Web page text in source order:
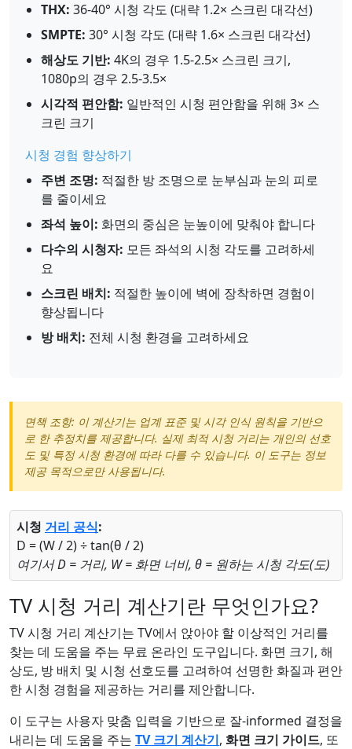
THX: 36-40° 시청 각도 (대략 1.2× 스크린 대각선)
SMPTE: 30° 시청 각도 (대략 1.6× 스크린 대각선)
해상도 기반: 4K의 경우 1.5-2.5× 스크린 크기,
1080p의 경우 2.5-3.5×
시각적 편안함: 일반적인 시청 편안함을 위해 3× 스
크린 크기
시청 경험 향상하기
주변 조명: 적절한 방 조명으로 눈부심과 눈의 피로
를 줄이세요
좌석 높이: 화면의 중심은 눈높이에 맞춰야 합니다
다수의 시청자: 모든 좌석의 시청 각도를 고려하세
요
스크린 배치: 적절한 높이에 벽에 장착하면 경험이
향상됩니다
방 배치: 전체 시청 환경을 고려하세요
면책 조항: 이 계산기는 업계 표준 및 시각 인식 원칙을 기반으
로 한 추정치를 제공합니다. 실제 최적 시청 거리는 개인의 선호
도 및 특정 시청 환경에 따라 다를 수 있습니다. 이 도구는 정보
제공 목적으로만 사용됩니다.
시청 거리 공식:
D = (W / 2) ÷ tan(θ / 2)
여기서 D = 거리, W = 화면 너비, θ = 원하는 시청 각도(도)
TV 시청 거리 계산기란 무엇인가요?
TV 시청 거리 계산기는 TV에서 앉아야 할 이상적인 거리를
찾는 데 도움을 주는 무료 온라인 도구입니다. 화면 크기, 해
상도, 방 배치 및 시청 선호도를 고려하여 선명한 화질과 편안
한 시청 경험을 제공하는 거리를 제안합니다.
이 도구는 사용자 맞춤 입력을 기반으로 잘-informed 결정을
내리는 데 도움을 주는 TV 크기 계산기, 화면 크기 가이드, 또